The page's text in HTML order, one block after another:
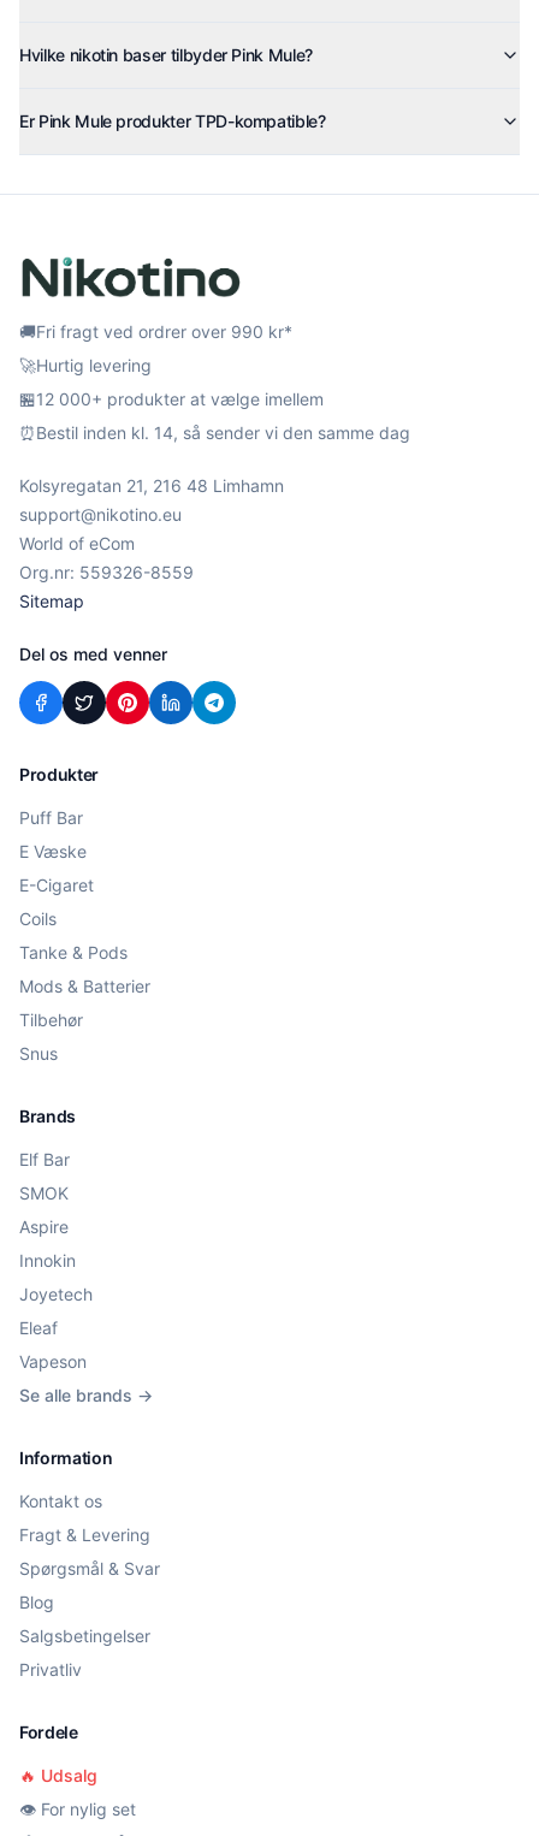
Hvilke nikotin baser tilbyder Pink Mule?
Er Pink Mule produkter TPD-kompatible?
🚚Fri fragt ved ordrer over 990 kr*
🚀Hurtig levering
🏪12 000+ produkter at vælge imellem
⏰Bestil inden kl. 14, så sender vi den samme dag
Kolsyregatan 21, 216 48 Limhamn
support@nikotino.eu
World of eCom
Org.nr: 559326-8559
Sitemap
Del os med venner
Produkter
Puff Bar
E Væske
E-Cigaret
Coils
Tanke & Pods
Mods & Batterier
Tilbehør
Snus
Brands
Elf Bar
SMOK
Aspire
Innokin
Joyetech
Eleaf
Vapeson
Se alle brands →
Information
Kontakt os
Fragt & Levering
Spørgsmål & Svar
Blog
Salgsbetingelser
Privatliv
Fordele
🔥 Udsalg
👁️ For nylig set